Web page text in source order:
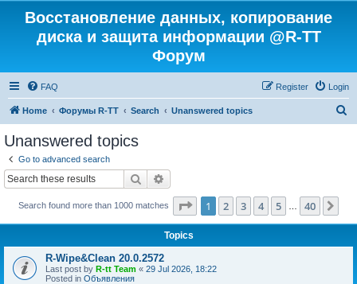
Восстановление данных, копирование
диска и защита информации @R-TT
Форум
FAQ Login
Register
Home Форумы R-TT Search Unanswered topics
Unanswered topics
Go to advanced search
Search
Search found more than 1000 matches Page 1of 40
1 2 3 4 5 40
Topics
R-Wipe&Clean 20.0.2572
Last post by R-tt Team « 29 Jul 2026, 18:22
Posted in Объявления